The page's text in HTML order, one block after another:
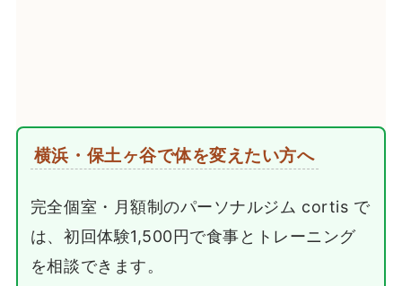
横浜・保土ヶ谷で体を変えたい方へ
完全個室・月額制のパーソナルジム cortis で
は、初回体験1,500円で食事とトレーニング
を相談できます。